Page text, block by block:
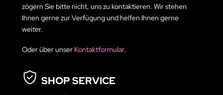
zögern Sie bitte nicht, uns zu kontaktieren. Wir stehen
Ihnen gerne zur Verfügung und helfen Ihnen gerne
weiter.
Oder über unser Kontaktformular.
SHOP SERVICE